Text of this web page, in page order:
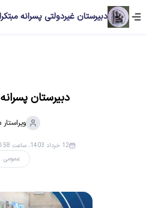
دبیرستان غیردولتی پسرانه
دبیرستان
ویراستار
عمومی
12 خرداد 1403، ساعت 10:58